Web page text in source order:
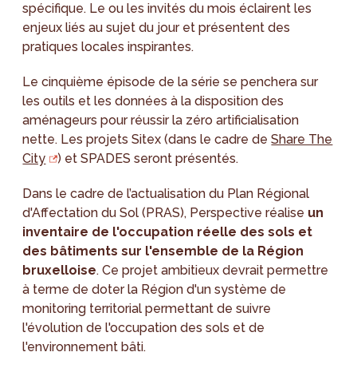
spécifique. Le ou les invités du mois éclairent les
enjeux liés au sujet du jour et présentent des
pratiques locales inspirantes.
Le cinquième épisode de la série se penchera sur
les outils et les données à la disposition des
aménageurs pour réussir la zéro artificialisation
nette. Les projets Sitex (dans le cadre deShare The
City
) et SPADES seront présentés.
Dans le cadre de l’actualisation du Plan Régional
d'Affectation du Sol (PRAS), Perspective réalise un
inventaire de l'occupation réelle des sols et
des bâtiments sur l'ensemble de la Région
bruxelloise. Ce projet ambitieux devrait permettre
à terme de doter la Région d'un système de
monitoring territorial permettant de suivre
l'évolution de l'occupation des sols et de
l'environnement bâti.